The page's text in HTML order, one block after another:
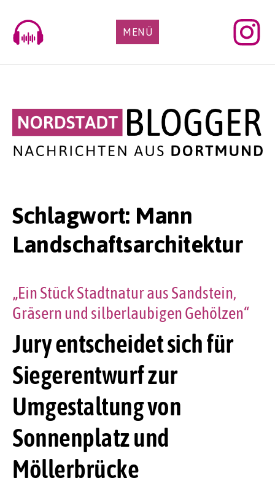
content
MENÜ
Schlagwort: Mann
Landschaftsarchitektur
Jury entscheidet sich für
Siegerentwurf zur
Umgestaltung von
Sonnenplatz und
Möllerbrücke
„Ein Stück Stadtnatur aus Sandstein,
Gräsern und silberlaubigen Gehölzen“